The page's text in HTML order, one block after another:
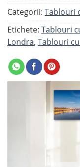
Categorii: Tablouri
Etichete: Tablouri
Londra, Tablouri